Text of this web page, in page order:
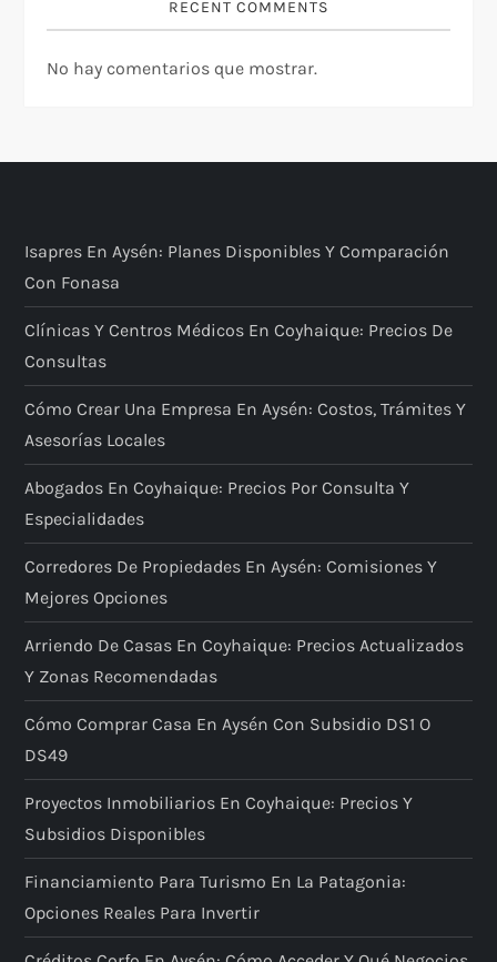
RECENT COMMENTS
No hay comentarios que mostrar.
Isapres En Aysén: Planes Disponibles Y Comparación
Con Fonasa
Clínicas Y Centros Médicos En Coyhaique: Precios De
Consultas
Cómo Crear Una Empresa En Aysén: Costos, Trámites Y
Asesorías Locales
Abogados En Coyhaique: Precios Por Consulta Y
Especialidades
Corredores De Propiedades En Aysén: Comisiones Y
Mejores Opciones
Arriendo De Casas En Coyhaique: Precios Actualizados
Y Zonas Recomendadas
Cómo Comprar Casa En Aysén Con Subsidio DS1 O
DS49
Proyectos Inmobiliarios En Coyhaique: Precios Y
Subsidios Disponibles
Financiamiento Para Turismo En La Patagonia:
Opciones Reales Para Invertir